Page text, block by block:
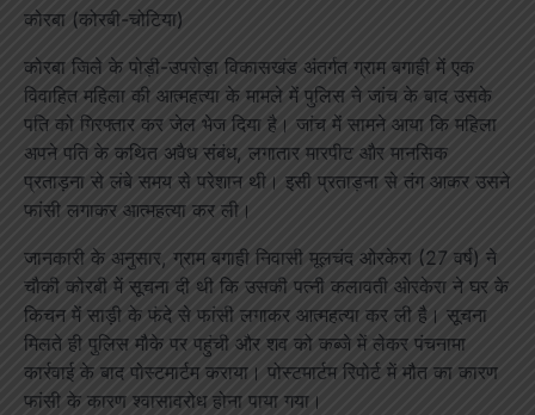
कोरबा (कोरबी-चोटिया)
कोरबा जिले के पोड़ी-उपरोड़ा विकासखंड अंतर्गत ग्राम बगाही में एक
विवाहित महिला की आत्महत्या के मामले में पुलिस ने जांच के बाद उसके
पति को गिरफ्तार कर जेल भेज दिया है। जांच में सामने आया कि महिला
अपने पति के कथित अवैध संबंध, लगातार मारपीट और मानसिक
प्रताड़ना से लंबे समय से परेशान थी। इसी प्रताड़ना से तंग आकर उसने
फांसी लगाकर आत्महत्या कर ली।
जानकारी के अनुसार, ग्राम बगाही निवासी मूलचंद ओरकेरा (27 वर्ष) ने
चौकी कोरबी में सूचना दी थी कि उसकी पत्नी कलावती ओरकेरा ने घर के
किचन में साड़ी के फंदे से फांसी लगाकर आत्महत्या कर ली है। सूचना
मिलते ही पुलिस मौके पर पहुंची और शव को कब्जे में लेकर पंचनामा
कार्रवाई के बाद पोस्टमार्टम कराया। पोस्टमार्टम रिपोर्ट में मौत का कारण
फांसी के कारण श्वासावरोध होना पाया गया।